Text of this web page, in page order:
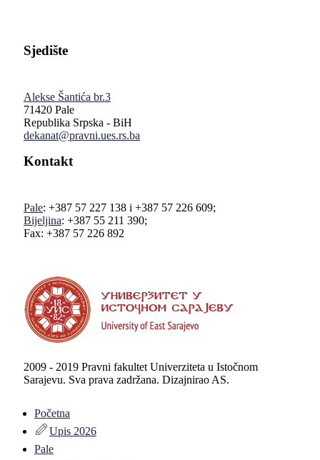
Sjedište
Alekse Šantića br.3
71420 Pale
Republika Srpska - BiH
dekanat@pravni.ues.rs.ba
Kontakt
Pale: +387 57 227 138 i +387 57 226 609;
Bijeljina: +387 55 211 390;
Fax: +387 57 226 892
2009 - 2019 Pravni fakultet Univerziteta u Istočnom
Sarajevu. Sva prava zadržana. Dizajnirao AS.
Početna
Upis 2026
Pale